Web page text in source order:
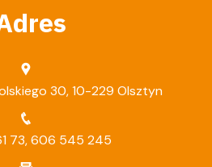
30, 10-229 Olsztyn
73,606 545 245